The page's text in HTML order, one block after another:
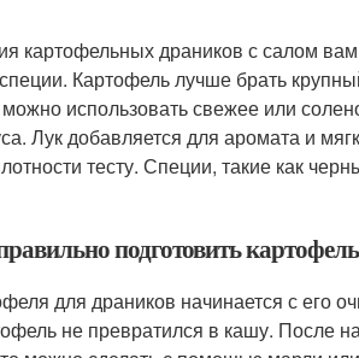
картофельных драников с салом
Картофель лучше брать
использовать свежее или
Лук добавляется для аромата и
тесту. Специи, такие как
подготовить
для драников начинается с его
не превратился в кашу. После